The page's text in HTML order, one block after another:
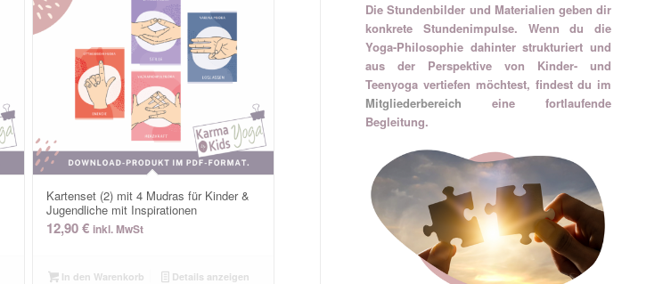
Kartenset (2) mit 4 Mudras für Kinder &
Jugendliche mit Inspirationen
12,90€ inkl. MwSt
In den Warenkorb Details anzeigen
Die Stundenbilder und Materialien geben dir
konkrete Stundenimpulse. Wenn du die
Yoga-Philosophie dahinter strukturiert und
aus der Perspektive von Kinder- und
Teenyoga vertiefen möchtest, findest du im
Mitgliederbereich eine fortlaufende
Begleitung.